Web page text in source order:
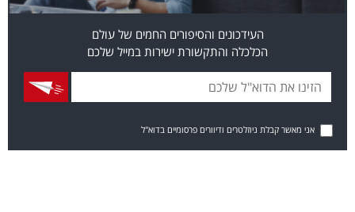
העידכונים והסיפורים החמים של עולם
הכלכלה והתקשורת ישירות במייל שלכם
אני מאשר קבלת ניוזלטרים ודיוורים פרסומיים בדוא"ל